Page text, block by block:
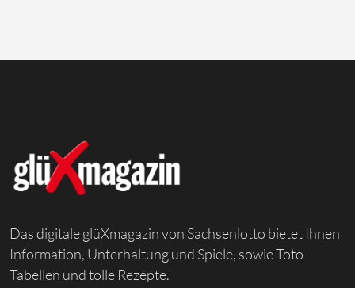
Das digitale glüXmagazin von Sachsenlotto bietet Ihnen
Information, Unterhaltung und Spiele, sowie Toto-
Tabellen und tolle Rezepte.